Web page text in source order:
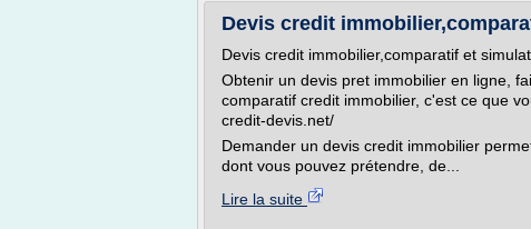
Devis credit
Devis credit immobilier,comparatif et
Obtenir un devis pret immobilier en ligne,
comparatif credit immobilier, c'est ce que
credit-devis.net/
Demander un devis credit immobilier
dont vous pouvez prétendre, de...
Lire la suite